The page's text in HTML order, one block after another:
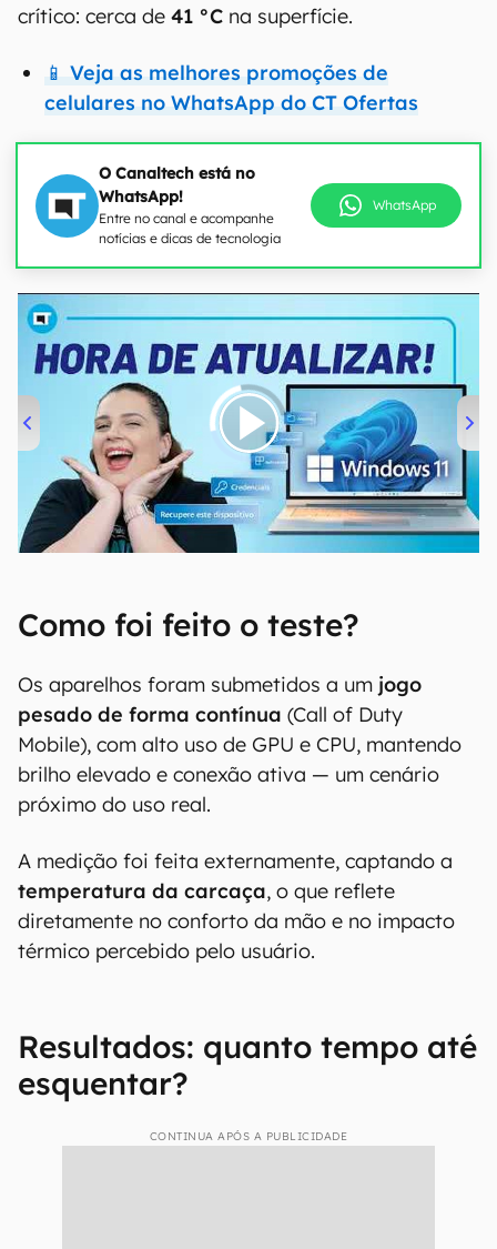
crítico: cerca de 41 °C na superfície.
📱 Veja as melhores promoções de
celulares no WhatsApp do CT Ofertas
O Canaltech está no
WhatsApp!
Entre no canal e acompanhe
notícias e dicas de tecnologia
WhatsApp
00:00 04:52
Como foi feito o teste?
Os aparelhos foram submetidos a um jogo
pesado de forma contínua (Call of Duty
Mobile), com alto uso de GPU e CPU, mantendo
brilho elevado e conexão ativa — um cenário
próximo do uso real.
A medição foi feita externamente, captando a
temperatura da carcaça, o que reflete
diretamente no conforto da mão e no impacto
térmico percebido pelo usuário.
Resultados: quanto tempo até
esquentar?
CONTINUA APÓS A PUBLICIDADE